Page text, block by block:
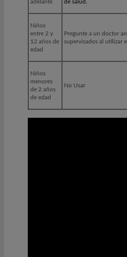
adelante
de salud.
Niños
entre 2 y
12 años de
edad
Pregunte a un doctor
supervisados al utilizar
Niños
menores
de 2 años
de edad
No Usar